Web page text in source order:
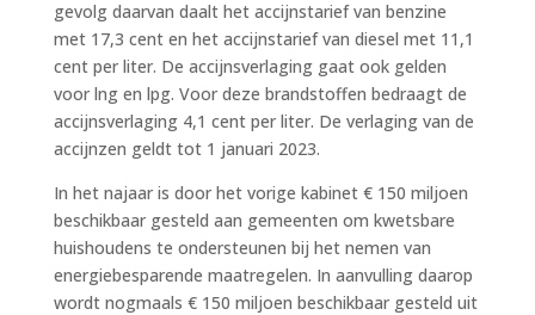
gevolg daarvan daalt het accijnstarief van benzine
met 17,3 cent en het accijnstarief van diesel met 11,1
cent per liter. De accijnsverlaging gaat ook gelden
voor lng en lpg. Voor deze brandstoffen bedraagt de
accijnsverlaging 4,1 cent per liter. De verlaging van de
accijnzen geldt tot 1 januari 2023.
In het najaar is door het vorige kabinet € 150 miljoen
beschikbaar gesteld aan gemeenten om kwetsbare
huishoudens te ondersteunen bij het nemen van
energiebesparende maatregelen. In aanvulling daarop
wordt nogmaals € 150 miljoen beschikbaar gesteld uit